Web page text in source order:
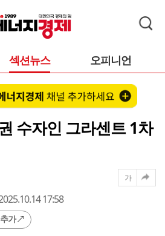
섹션뉴스 오피니언
수자인 그라센트 1차
17:58
가
가